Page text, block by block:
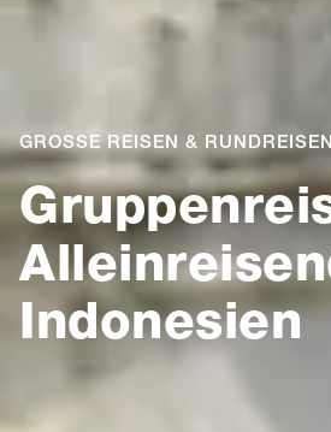
Indonesien
GROSSE REISEN &